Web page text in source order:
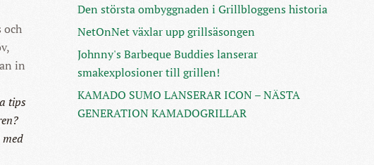
och
in
tips
Den största ombyggnaden i Grillbloggens historia
NetOnNet växlar upp grillsäsongen
Johnny's Barbeque Buddies lanserar
smakexplosioner till grillen!
KAMADO SUMO LANSERAR ICON – NÄSTA
GENERATION KAMADOGRILLAR